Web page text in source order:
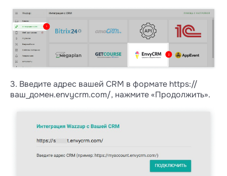
3. Введите адрес вашей CRM в формате https://
ваш_домен.envycrm.com/, нажмите «Продолжить».